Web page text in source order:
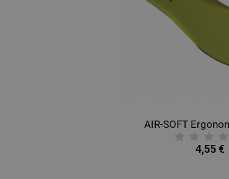
AIR-SOFT
4,55 €